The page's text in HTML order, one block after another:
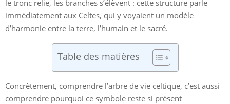
le tronc relie, les branches s’élèvent : cette structure parle
immédiatement aux Celtes, qui y voyaient un modèle
d’harmonie entre la terre, l’humain et le sacré.
Table des matières
Concrètement, comprendre l’arbre de vie celtique, c’est aussi
comprendre pourquoi ce symbole reste si présent